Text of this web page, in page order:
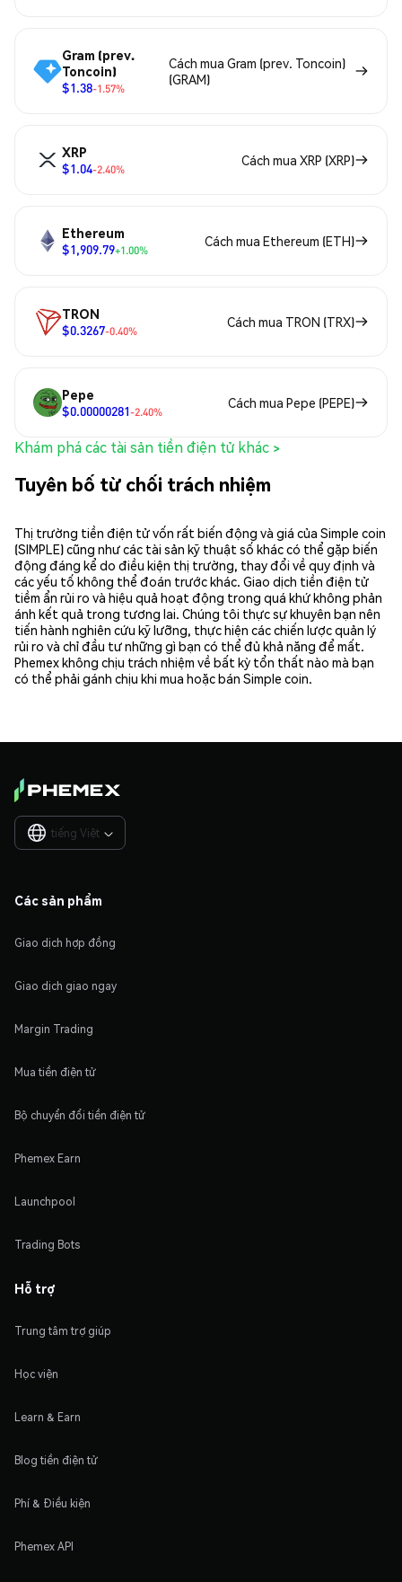
Gram (prev.
Toncoin)
$1.38-1.57%
Cách mua Gram (prev. Toncoin)
(GRAM)
XRP
$1.04-2.40%
Cách mua XRP (XRP)
Ethereum
$1,909.79+1.00%
Cách mua Ethereum (ETH)
TRON
$0.3267-0.40%
Cách mua TRON (TRX)
Pepe
$0.00000281-2.40%
Cách mua Pepe (PEPE)
Khám phá các tài sản tiền điện tử khác >
Tuyên bố từ chối trách nhiệm
Thị trường tiền điện tử vốn rất biến động và giá của Simple coin
(SIMPLE) cũng như các tài sản kỹ thuật số khác có thể gặp biến
động đáng kể do điều kiện thị trường, thay đổi về quy định và
các yếu tố không thể đoán trước khác. Giao dịch tiền điện tử
tiềm ẩn rủi ro và hiệu quả hoạt động trong quá khứ không phản
ánh kết quả trong tương lai. Chúng tôi thực sự khuyên bạn nên
tiến hành nghiên cứu kỹ lưỡng, thực hiện các chiến lược quản lý
rủi ro và chỉ đầu tư những gì bạn có thể đủ khả năng để mất.
Phemex không chịu trách nhiệm về bất kỳ tổn thất nào mà bạn
có thể phải gánh chịu khi mua hoặc bán Simple coin.
tiếng Việt 
Các sản phẩm
Giao dịch hợp đồng
Giao dịch giao ngay
Margin Trading
Mua tiền điện tử
Bộ chuyển đổi tiền điện tử
Phemex Earn
Launchpool
Trading Bots
Hỗ trợ
Trung tâm trợ giúp
Học viện
Learn & Earn
Blog tiền điện tử
Phí & Điều kiện
Phemex API